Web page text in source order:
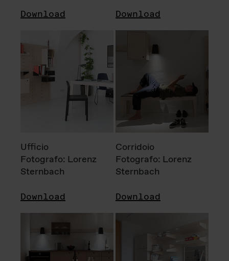
Download Download
Ufficio
Fotografo: Lorenz
Sternbach
Download
Corridoio
Fotografo: Lorenz
Sternbach
Download